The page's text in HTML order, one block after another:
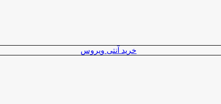
خرید آنتی ویروس